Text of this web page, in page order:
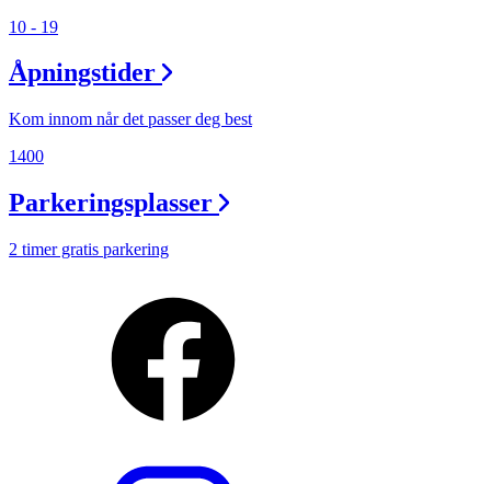
10 - 19
Åpningstider
Kom innom når det passer deg best
1400
Parkeringsplasser
2 timer gratis parkering